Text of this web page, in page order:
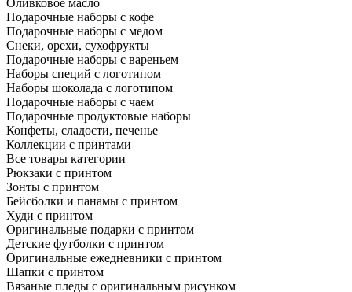
Оливковое масло
Подарочные наборы с кофе
Подарочные наборы с медом
Снеки, орехи, сухофрукты
Подарочные наборы с вареньем
Наборы специй с логотипом
Наборы шоколада с логотипом
Подарочные наборы с чаем
Подарочные продуктовые наборы
Конфеты, сладости, печенье
Коллекции с принтами
Все товары категории
Рюкзаки с принтом
Зонты с принтом
Бейсболки и панамы с принтом
Худи с принтом
Оригинальные подарки с принтом
Детские футболки с принтом
Оригинальные ежедневники с принтом
Шапки с принтом
Вязаные пледы с оригинальным рисунком